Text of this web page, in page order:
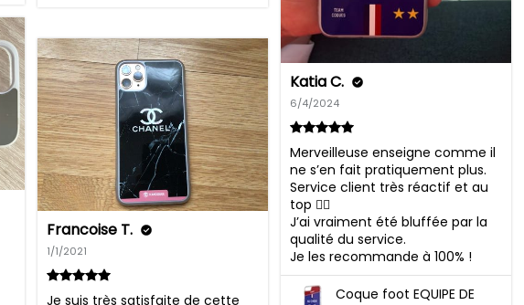
Katia C.
6/4/2024
Merveilleuse enseigne comme il
ne s’en fait pratiquement plus.
Service client très réactif et au
top 👌🏼
J’ai vraiment été bluffée par la
qualité du service.
Je les recommande à 100% !
Coque foot EQUIPE DE
Francoise T.
1/1/2021
Je suis très satisfaite de cette